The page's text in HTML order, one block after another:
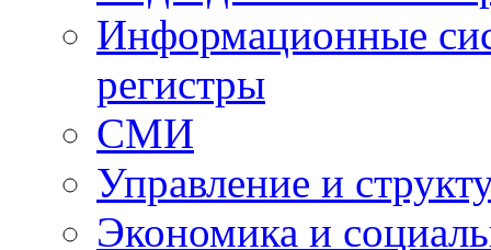
Информационные
регистры
СМИ
Управление и
Экономика и